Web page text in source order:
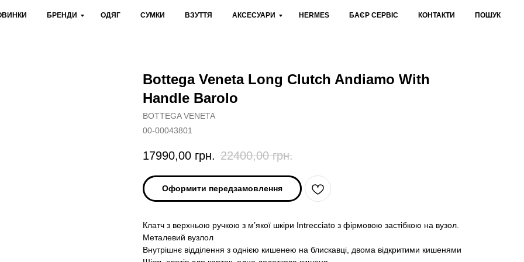
БРЕНДИ ОДЯГ СУМКИ ВЗУТТЯ АКСЕСУАРИ HERMES БАЄР СЕРВІС КОНТАКТИ ПОШУК
Bottega Veneta Long Clutch Andiamo With
Handle Barolo
BOTTEGA VENETA
00-00043801
17990,00 грн. 22400,00 грн.
Оформити передзамовлення
Клатч з верхньою ручкою з м’якої шкіри Intrecciato з фірмовою застібкою на вузол.
Металевий вузлол
Внутрішнє відділення з однією кишенею на блискавці, двома відкритими кишенями